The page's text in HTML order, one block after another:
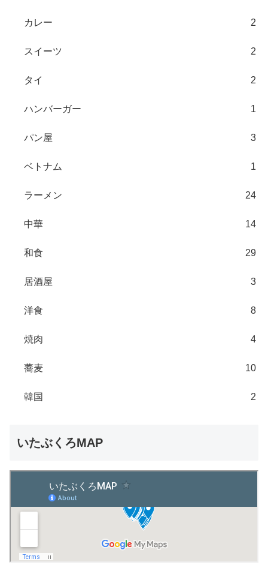
カレー 2
スイーツ 2
タイ 2
ハンバーガー 1
パン屋 3
ベトナム 1
ラーメン 24
中華 14
和食 29
居酒屋 3
洋食 8
焼肉 4
蕎麦 10
韓国 2
いたぶくろMAP